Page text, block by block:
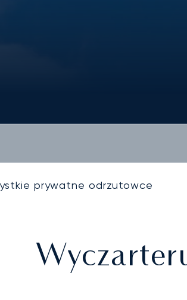
prywatne odrzutowce